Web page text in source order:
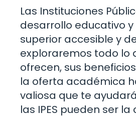
Las Instituciones
desarrollo educativo
superior accesible y
exploraremos todo lo
ofrecen, sus
la oferta académica
valiosa que te
las IPES pueden ser